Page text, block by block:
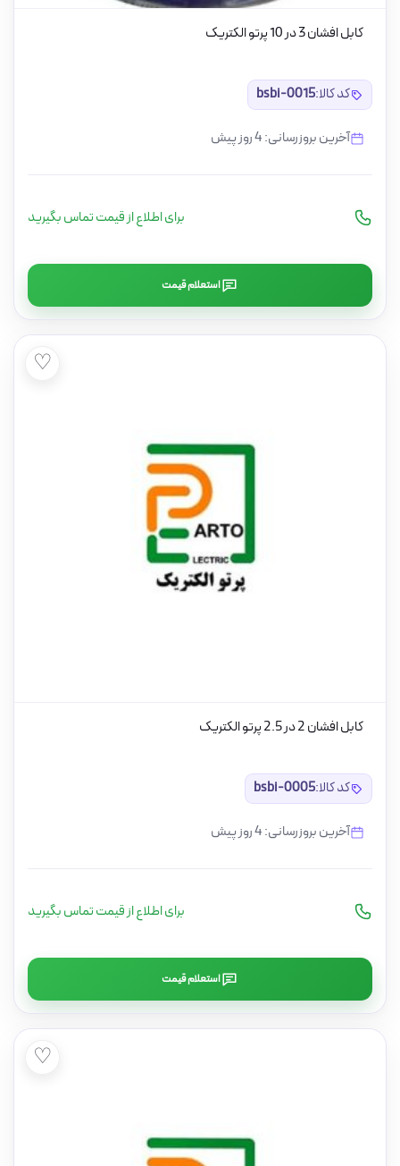
کابل افشان 3 در 10 پرتو الکتریک
کد کالا:bsbi-0015
آخرین بروزرسانی: 4 روز پیش
برای اطلاع از قیمت تماس بگیرید
استعلام قیمت
♡
کابل افشان 2 در 2.5 پرتو الکتریک
کد کالا:bsbi-0005
آخرین بروزرسانی: 4 روز پیش
برای اطلاع از قیمت تماس بگیرید
استعلام قیمت
♡